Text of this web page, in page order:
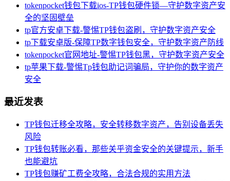
tokenpocket钱包下载ios-TP钱包硬件锁—守护数字资产安
全的坚固壁垒
tp官方安卓下载-警惕TP钱包盗刷，守护数字资产安全
tp下载安卓版-保障TP数字钱包安全，守护数字资产防线
tokenpocket官网地址-警惕TP钱包黑，守护数字资产安全
tp苹果下载-警惕Tp钱包助记词骗局，守护你的数字资产
安全
最近发表
TP钱包迁移全攻略，安全转移数字资产，告别设备丢失
风险
TP钱包转账必看，那些关乎资金安全的关键提示，新手
也能避坑
TP钱包赚矿工费全攻略，合法合规的实用方法